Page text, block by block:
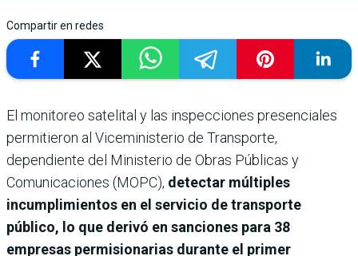
Compartir en redes
El monitoreo satelital y las inspecciones presenciales
permitieron al Viceministerio de Transporte,
dependiente del Ministerio de Obras Públicas y
Comunicaciones (MOPC), detectar múltiples
incumplimientos en el servicio de transporte
público, lo que derivó en sanciones para 38
empresas permisionarias durante el primer